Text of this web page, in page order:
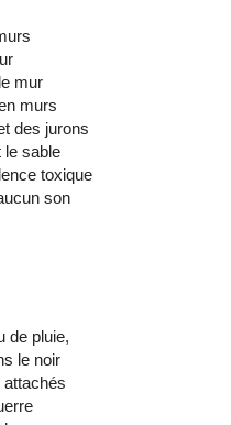
mur
murs
des jurons
le sable
toxique
son
de pluie,
le noir
attachés